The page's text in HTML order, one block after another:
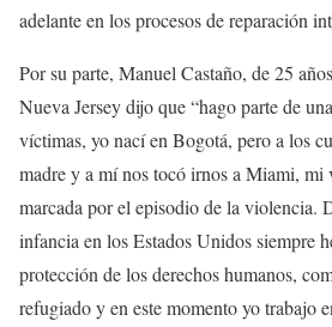
adelante en los procesos de reparación
Por su parte, Manuel Castaño, de 25
Nueva Jersey dijo que “hago parte de
víctimas, yo nací en Bogotá, pero a los
madre y a mí nos tocó irnos a Miami, mi
marcada por el episodio de la violencia.
infancia en los Estados Unidos siempre
protección de los derechos humanos,
refugiado y en este momento yo trabajo